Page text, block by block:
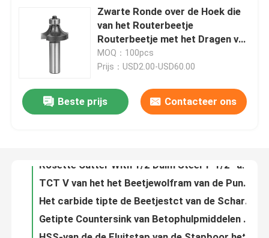
Huis
Producten
Ongeveer ons
Kwaliteitscontrole
Contacteer ons
Zwarte Ronde over de Hoek die
van het Routerbeetje
Routerbeetje met het Dragen van
Gids rond maken
MOQ：100pcs
Prijs：USD2.00-USD60.00
Beste prijs Contacteer ons
Trapezoïdaal Tandentct Shuttering van de het Blad Scherp Spijker van de Bouwzaag Materiaal